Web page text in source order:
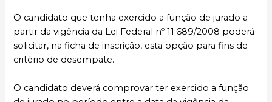
O candidato que tenha exercido a função de jurado a
partir da vigência da Lei Federal nº 11.689/2008 poderá
solicitar, na ficha de inscrição, esta opção para fins de
critério de desempate.
O candidato deverá comprovar ter exercido a função